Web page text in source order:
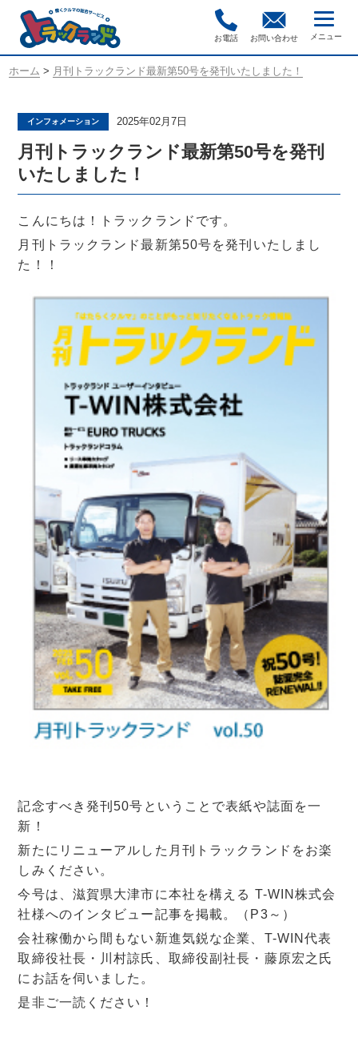
お電話 お問い合わせ
ホーム > 月刊トラックランド最新第50号を発刊いたしました！
インフォメーション 2025年02月7日
月刊トラックランド最新第50号を発刊
いたしました！
こんにちは！トラックランドです。
月刊トラックランド最新第50号を発刊いたしまし
た！！
記念すべき発刊50号ということで表紙や誌面を一
新！
新たにリニューアルした月刊トラックランドをお楽
しみください。
今号は、滋賀県大津市に本社を構える T-WIN株式会
社様へのインタビュー記事を掲載。（P3～）
会社稼働から間もない新進気鋭な企業、T-WIN代表
取締役社長・川村諒氏、取締役副社長・藤原宏之氏
にお話を伺いました。
是非ご一読ください！